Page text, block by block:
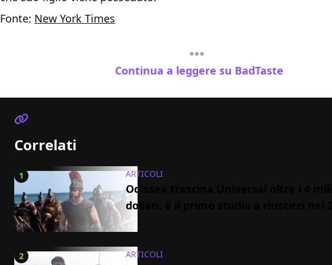
Fonte: New York Times
Continua a leggere su BadTaste
Correlati
1 ARTICOLI
Odissea trascina Universal oltre i 4
dollari: è il primo studio a riuscirci nel
2 ARTICOLI